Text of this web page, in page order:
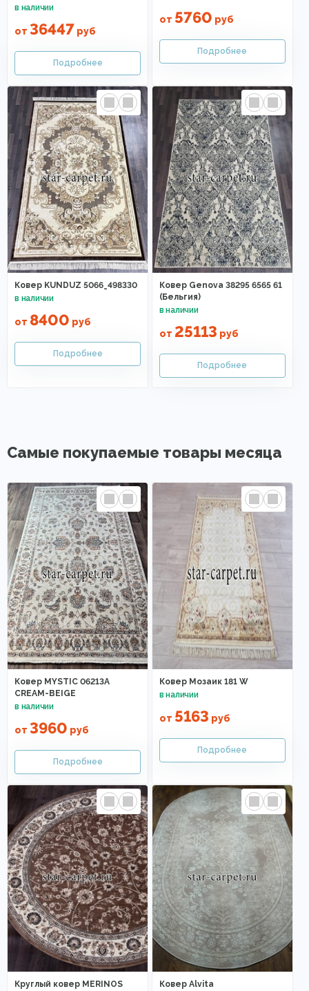
от 36447 руб
от 5760 руб
Ковер KUNDUZ 5066_498330
от 8400 руб
Ковер Genova 38295 6565 61
(Бельгия)
от 25113 руб
Самые покупаемые товары месяца
Ковер MYSTIC 06213A
CREAM-BEIGE
от 3960 руб
Ковер Мозаик 181 W
от 5163 руб
Круглый ковер MERINOS
Ковер Alvita